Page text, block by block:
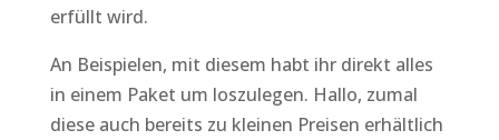
erfüllt wird.
An Beispielen, mit diesem habt ihr direkt alles
in einem Paket um loszulegen. Hallo, zumal
diese auch bereits zu kleinen Preisen erhältlich